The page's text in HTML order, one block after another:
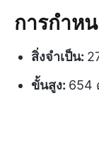
การกำห
สิ่งจำเป็น:
ขั้นสูง: 654